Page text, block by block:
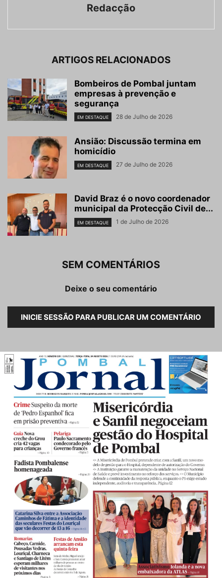
Redacção
ARTIGOS RELACIONADOS
Bombeiros de Pombal juntam
empresas à prevenção e
segurança
EM DESTAQUE 28 de Julho de 2026
Ansião: Discussão termina em
homicídio
EM DESTAQUE 27 de Julho de 2026
David Braz é o novo coordenador
municipal da Protecção Civil de...
EM DESTAQUE 1 de Julho de 2026
SEM COMENTÁRIOS
Deixe o seu comentário
INICIE SESSÃO PARA PUBLICAR UM COMENTÁRIO